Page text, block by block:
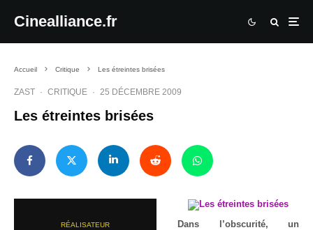
Cinealliance.fr
Accueil Critique Les étreintes brisées
ZAST · CRITIQUE · 25 DÉCEMBRE 2009
Les étreintes brisées
RÉALISATEUR
Dans l’obscurité, un